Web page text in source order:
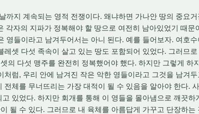
까지 계속되는 영적 전쟁이다. 왜냐하면 가나안 땅의 중요
각자의 지파가 정복해야 할 땅으로 여전히 남아있었기 때문
영들이라고 남겨두어서는 아니 된다. 예를 들어보자. 여호
레셋 다섯 족속이 살고 있는 땅도 포함되어 있었다. 그러므
의 다섯 맹주를 완전히 정복했어야 했다. 하지만 그렇게 하
처럼, 우리 안에 남겨진 작은 악한 영들이라고 그것을 남겨
전체를 무너뜨리는 가장 대적이 될 수 있음을 알아야 한다.
있었다. 하지만 회개를 통해 이 영들을 몰아냄으로 깨끗하
될 수 있다. 그러므로 내 육체를 아름답게 가꾸고 단장하는